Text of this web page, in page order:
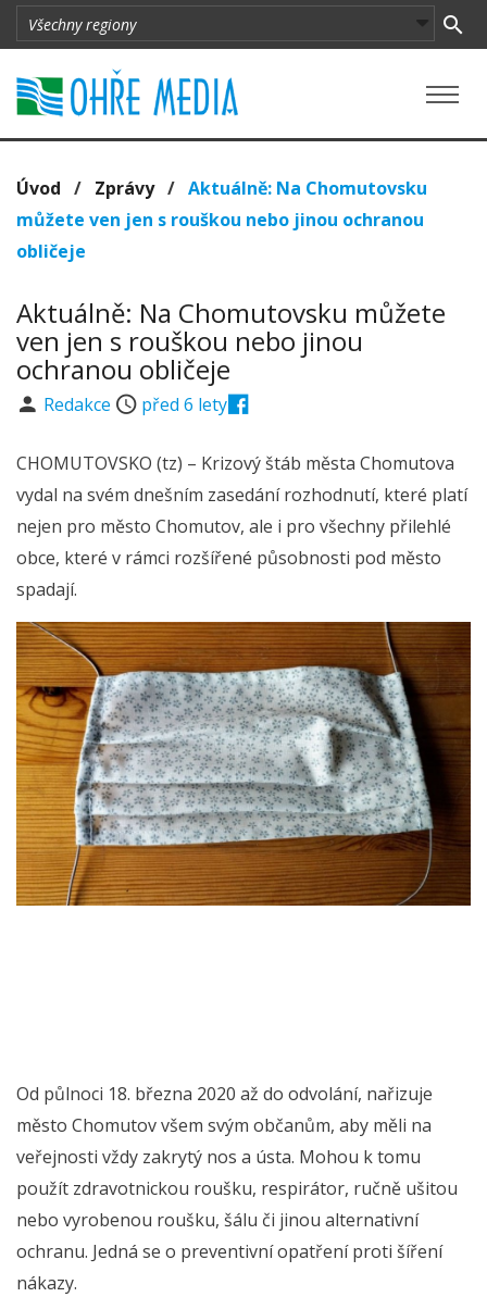
Úvod / Zprávy/ Aktuálně: Na Chomutovsku
můžete ven jen s rouškou nebo jinou ochranou
obličeje
Aktuálně: Na Chomutovsku můžete
ven jen s rouškou nebo jinou
ochranou obličeje
Redakce před 6 lety
CHOMUTOVSKO (tz) – Krizový štáb města Chomutova
vydal na svém dnešním zasedání rozhodnutí, které platí
nejen pro město Chomutov, ale i pro všechny přilehlé
obce, které v rámci rozšířené působnosti pod město
spadají.
Od půlnoci 18. března 2020 až do odvolání, nařizuje
město Chomutov všem svým občanům, aby měli na
veřejnosti vždy zakrytý nos a ústa. Mohou k tomu
použít zdravotnickou roušku, respirátor, ručně ušitou
nebo vyrobenou roušku, šálu či jinou alternativní
ochranu. Jedná se o preventivní opatření proti šíření
nákazy.